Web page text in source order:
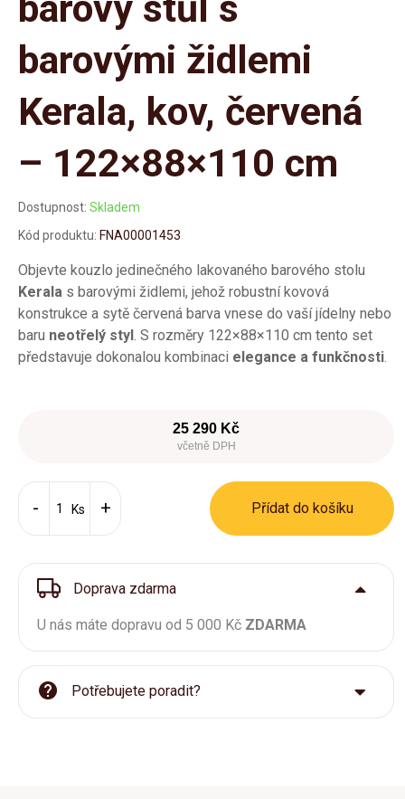
barovými židlemi
Kerala, kov, červená
– 122×88×110 cm
Dostupnost: Skladem
Kód produktu: FNA00001453
Objevte kouzlo jedinečného lakovaného barového stolu
Kerala s barovými židlemi, jehož robustní kovová
konstrukce a sytě červená barva vnese do vaší jídelny nebo
baru neotřelý styl. S rozměry 122×88×110 cm tento set
představuje dokonalou kombinaci elegance a funkčnosti.
25 290 Kč
včetně DPH
Ks Přídat do košíku
Doprava zdarma
U nás máte dopravu od 5 000 Kč ZDARMA
Potřebujete poradit?